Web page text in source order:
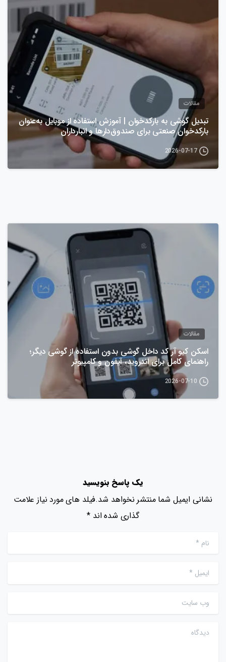
مقالات
تبدیل گوشی به بارکدخوان | آموزش استفاده از موبایل به‌عنوان
بارکدخوان صنعتی برای صندوق‌دارها و انبارداران
2026-07-17
مقالات
اسکن کیو آر کد داخل گوشی بدون استفاده از گوشی دیگر؛
راهنمای کامل برای اندروید، آیفون و کامپیوتر
2026-07-10
یک پاسخ بنویسید
نشانی ایمیل شما منتشر نخواهد شد.فیلد های مورد نیاز علامت
گذاری شده اند *
نام*
ایمیل*
وب سایت
دیدگاه